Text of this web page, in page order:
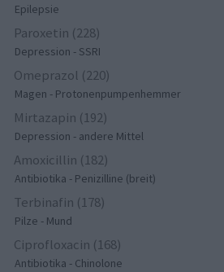
Epilepsie
Paroxetin (228)
Depression - SSRI
Omeprazol (220)
Magen - Protonenpumpenhemmer
Mirtazapin (192)
Depression - andere Mittel
Amoxicillin (182)
Antibiotika - Penizilline (breit)
Terbinafin (178)
Pilze - Mund
Ciprofloxacin (168)
Antibiotika - Chinolone